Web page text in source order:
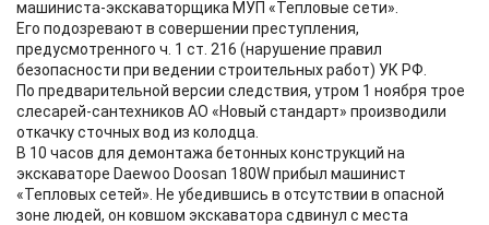
машиниста-экскаваторщика МУП «Тепловые сети».
Его подозревают в совершении преступления,
предусмотренного ч. 1 ст. 216 (нарушение правил
безопасности при ведении строительных работ) УК РФ.
По предварительной версии следствия, утром 1 ноября трое
слесарей-сантехников АО «Новый стандарт» производили
откачку сточных вод из колодца.
В 10 часов для демонтажа бетонных конструкций на
экскаваторе Daewoo Doosan 180W прибыл машинист
«Тепловых сетей». Не убедившись в отсутствии в опасной
зоне людей, он ковшом экскаватора сдвинул с места